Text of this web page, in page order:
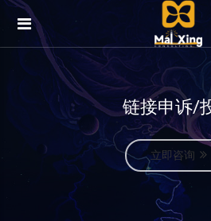
链接申诉/
立即咨询